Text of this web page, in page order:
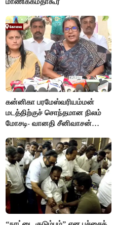
மாணிக்கம்தாகூர்
கன்னிகா பரமேஸ்வரியம்மன்
மடத்திற்குச் சொந்தமான நிலம்
மோசடி- வானதி சீனிவாசன்